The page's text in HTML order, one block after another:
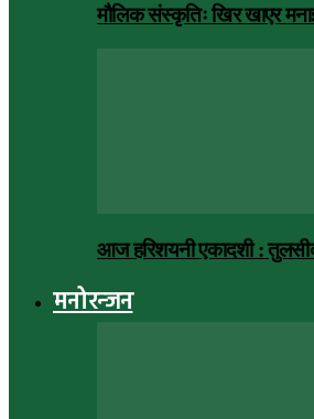
मौलिक संस्कृतिः खिर खाएर
आज हरिशयनी एकादशी :
मनोरन्जन